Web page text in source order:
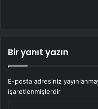
Bir yanıt yazın
E-posta adresiniz
işaretlenmişlerdir